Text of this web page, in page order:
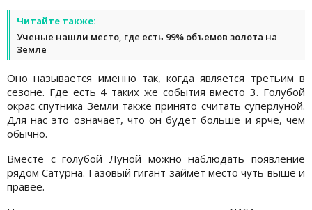
Читайте также:
Ученые нашли место, где есть 99% объемов золота на
Земле
Оно называется именно так, когда является третьим в
сезоне. Где есть 4 таких же события вместо 3. Голубой
окрас спутника Земли также принято считать суперлуной.
Для нас это означает, что он будет больше и ярче, чем
обычно.
Вместе с голубой Луной можно наблюдать появление
рядом Сатурна. Газовый гигант займет место чуть выше и
правее.